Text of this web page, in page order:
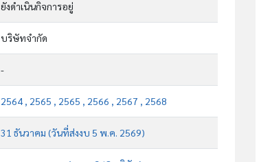
ยังดำเนินกิจการอยู่
บริษัทจำกัด
-
2564 , 2565 , 2565 , 2566 , 2567 , 2568
31 ธันวาคม (วันที่ส่งงบ 5 พ.ค. 2569)